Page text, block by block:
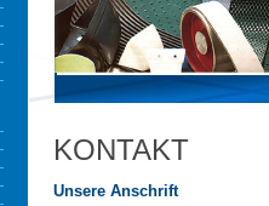
KONTAKT
Unsere Anschrift